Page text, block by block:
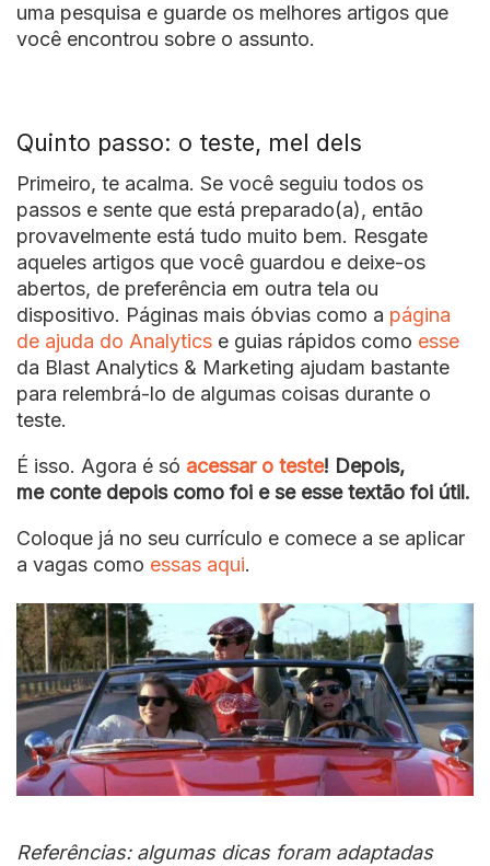
uma pesquisa e guarde os melhores artigos que
você encontrou sobre o assunto.
Quinto passo: o teste, mel dels
Primeiro, te acalma. Se você seguiu todos os
passos e sente que está preparado(a), então
provavelmente está tudo muito bem. Resgate
aqueles artigos que você guardou e deixe-os
abertos, de preferência em outra tela ou
dispositivo. Páginas mais óbvias como a página
de ajuda do Analytics e guias rápidos como esse
da Blast Analytics & Marketing ajudam bastante
para relembrá-lo de algumas coisas durante o
teste.
É isso. Agora é só acessar o teste! Depois,
me conte depois como foi e se esse textão foi útil.
Coloque já no seu currículo e comece a se aplicar
a vagas como essas aqui.
Referências: algumas dicas foram adaptadas